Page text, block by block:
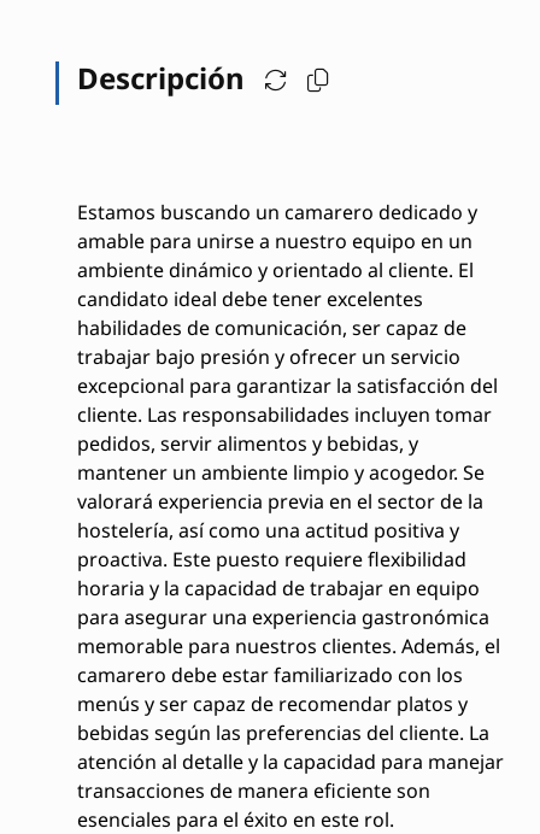
Descripción
Estamos buscando un camarero dedicado y
amable para unirse a nuestro equipo en un
ambiente dinámico y orientado al cliente. El
candidato ideal debe tener excelentes
habilidades de comunicación, ser capaz de
trabajar bajo presión y ofrecer un servicio
excepcional para garantizar la satisfacción del
cliente. Las responsabilidades incluyen tomar
pedidos, servir alimentos y bebidas, y
mantener un ambiente limpio y acogedor. Se
valorará experiencia previa en el sector de la
hostelería, así como una actitud positiva y
proactiva. Este puesto requiere flexibilidad
horaria y la capacidad de trabajar en equipo
para asegurar una experiencia gastronómica
memorable para nuestros clientes. Además, el
camarero debe estar familiarizado con los
menús y ser capaz de recomendar platos y
bebidas según las preferencias del cliente. La
atención al detalle y la capacidad para manejar
transacciones de manera eficiente son
esenciales para el éxito en este rol.